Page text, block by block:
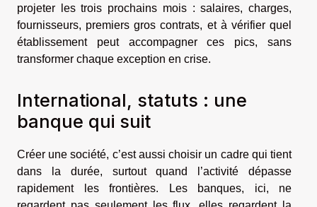
projeter les trois prochains mois : salaires, charges,
fournisseurs, premiers gros contrats, et à vérifier quel
établissement peut accompagner ces pics, sans
transformer chaque exception en crise.
International, statuts : une
banque qui suit
Créer une société, c’est aussi choisir un cadre qui tient
dans la durée, surtout quand l’activité dépasse
rapidement les frontières. Les banques, ici, ne